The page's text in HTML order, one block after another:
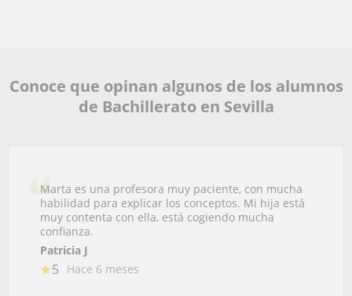
Conoce que opinan algunos de los alumnos
de Bachillerato en Sevilla
Marta es una profesora muy paciente, con mucha
habilidad para explicar los conceptos. Mi hija está
muy contenta con ella, está cogiendo mucha
confianza.
Patricia J
5 Hace 6 meses